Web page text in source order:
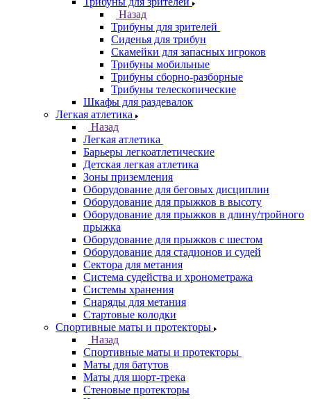
Назад
Трибуны для зрителей
Сиденья для трибун
Скамейки для запасных игроков
Трибуны мобильные
Трибуны сборно-разборные
Трибуны телескопические
Шкафы для раздевалок
Легкая атлетика
Назад
Легкая атлетика
Барьеры легкоатлетические
Детская легкая атлетика
Зоны приземления
Оборудование для беговых дисциплин
Оборудование для прыжков в высоту
Оборудование для прыжков в длину/тройного
прыжка
Оборудование для прыжков с шестом
Оборудование для стадионов и судей
Сектора для метания
Система судейства и хронометража
Системы хранения
Снаряды для метания
Стартовые колодки
Спортивные маты и протекторы
Назад
Спортивные маты и протекторы
Маты для батутов
Маты для шорт-трека
Стеновые протекторы